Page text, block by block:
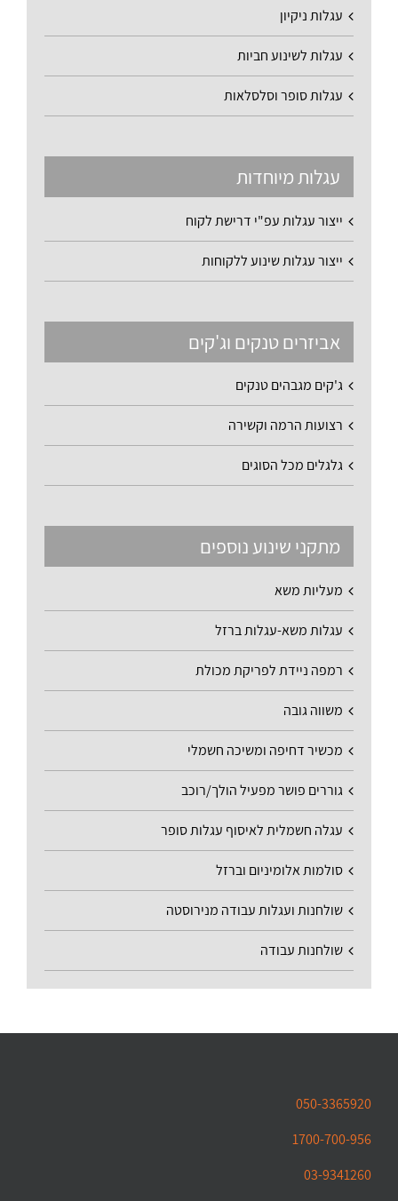
עגלות ניקיון
עגלות לשינוע חביות
עגלות סופר וסלסלאות
עגלות מיוחדות
ייצור עגלות עפ"י דרישת לקוח
ייצור עגלות שינוע ללקוחות
אביזרים טנקים וג'קים
ג'קים מגבהים טנקים
רצועות הרמה וקשירה
גלגלים מכל הסוגים
מתקני שינוע נוספים
מעליות משא
עגלות משא-עגלות ברזל
רמפה ניידת לפריקת מכולת
משווה גובה
מכשיר דחיפה ומשיכה חשמלי
גוררים פושר מפעיל הולך/רוכב
עגלה חשמלית לאיסוף עגלות סופר
סולמות אלומיניום וברזל
שולחנות ועגלות עבודה מנירוסטה
שולחנות עבודה
050-3365920
1700-700-956
03-9341260